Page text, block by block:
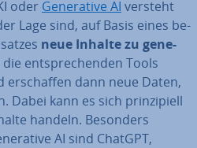
oder Ge­ne­ra­ti­ve AI versteht
Lage sind, auf Basis eines be­
neue Inhalte zu ge­ne­
ent­spre­chen­den Tools
er­schaf­fen dann neue Daten,
Dabei kann es sich prin­zi­pi­ell
handeln. Besonders
AI sind ChatGPT,